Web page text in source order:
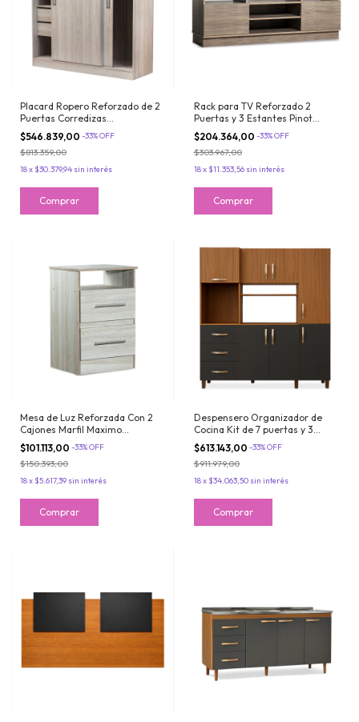
Placard Ropero Reforzado de 2
Puertas Corredizas
Guardaropas Marfil Maximo
Fortaleza
$546.839,00 -33%OFF
$813.359,00
18x $30.379,94 sin interés
Rack para TV Reforzado 2
Puertas y 3 Estantes Pinot
Maximo Milan
$204.364,00 -33%OFF
$303.967,00
18x $11.353,56 sin interés
Mesa de Luz Reforzada Con 2
Cajones Marfil Maximo
Fortaleza
$101.113,00 -33%OFF
$150.393,00
18x $5.617,39 sin interés
Despensero Organizador de
Cocina Kit de 7 puertas y 3
cajones Grafito Teca Maximo
Acapulco
$613.143,00 -33%OFF
$911.979,00
18x $34.063,50 sin interés